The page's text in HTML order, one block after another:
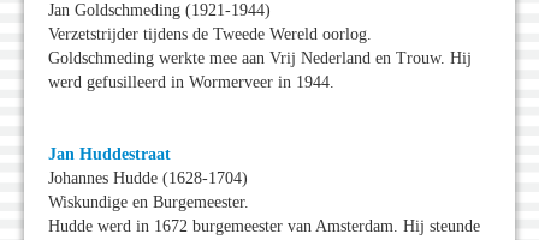
Jan Goldschmeding (1921-1944)
Verzetstrijder tijdens de Tweede Wereld oorlog.
Goldschmeding werkte mee aan Vrij Nederland en Trouw. Hij
werd gefusilleerd in Wormerveer in 1944.
Jan Huddestraat
Johannes Hudde (1628-1704)
Wiskundige en Burgemeester.
Hudde werd in 1672 burgemeester van Amsterdam. Hij steunde